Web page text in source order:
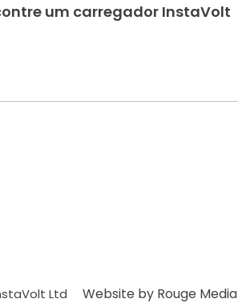
um carregador InstaVolt
Ltd Website by Rouge Media